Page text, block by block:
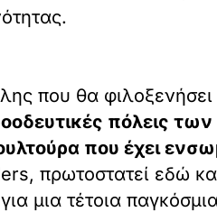
που θα
πόλεις
που έχει
πρωτοστατεί εδώ
μια τέτοια